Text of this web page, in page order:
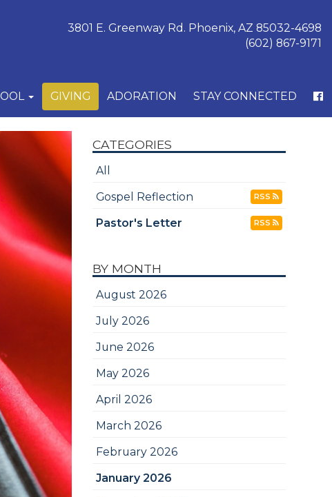
3801 E. Greenway Rd. Phoenix, AZ 85032-4698
(602) 867-9171
GIVING ADORATION STAY CONNECTED
CATEGORIES
All
Gospel Reflection
RSS
Pastor's Letter RSS
BY MONTH
August 2026
July 2026
June 2026
May 2026
April 2026
March 2026
February 2026
January 2026